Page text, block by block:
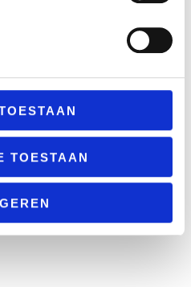
TOESTAAN